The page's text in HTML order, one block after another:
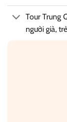
Tour Trung
người già,